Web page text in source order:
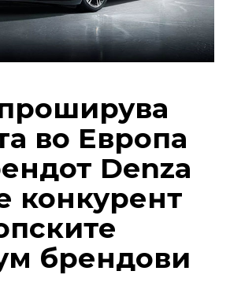
проширува
во Европа
Denza
конкурент
брендови